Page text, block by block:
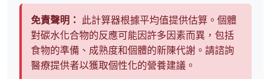
免責聲明： 此計算器根據平均值提供估算。個體
對碳水化合物的反應可能因許多因素而異，包括
食物的準備、成熟度和個體的新陳代謝。請諮詢
醫療提供者以獲取個性化的營養建議。